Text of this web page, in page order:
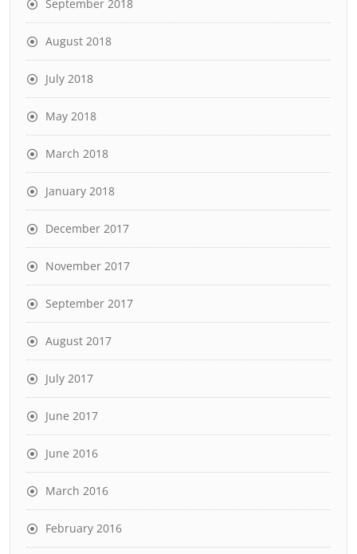
September 2018
August 2018
July 2018
May 2018
March 2018
January 2018
December 2017
November 2017
September 2017
August 2017
July 2017
June 2017
June 2016
March 2016
February 2016